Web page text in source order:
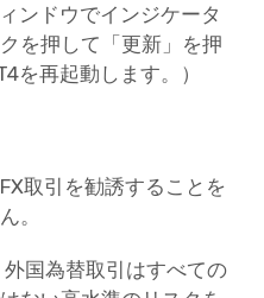
ンドウでインジケータ
を押して「更新」を押
を再起動します。）
取引を勧誘することを
。
国為替取引はすべての